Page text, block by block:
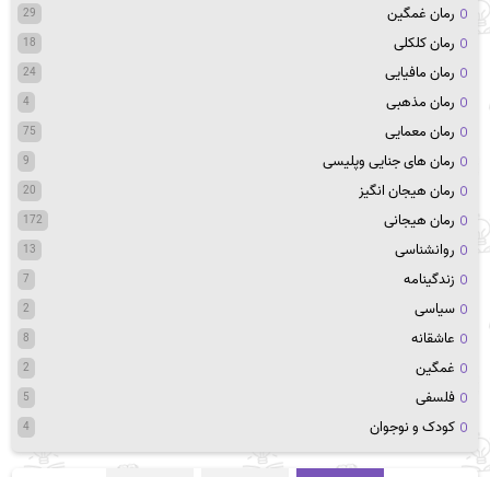
رمان غمگین 29
رمان کلکلی 18
رمان مافیایی 24
رمان مذهبی 4
رمان معمایی 75
رمان های جنایی وپلیسی 9
رمان هیجان انگیز 20
رمان هیجانی 172
روانشناسی 13
زندگینامه 7
سیاسی 2
عاشقانه 8
غمگین 2
فلسفی 5
کودک و نوجوان 4